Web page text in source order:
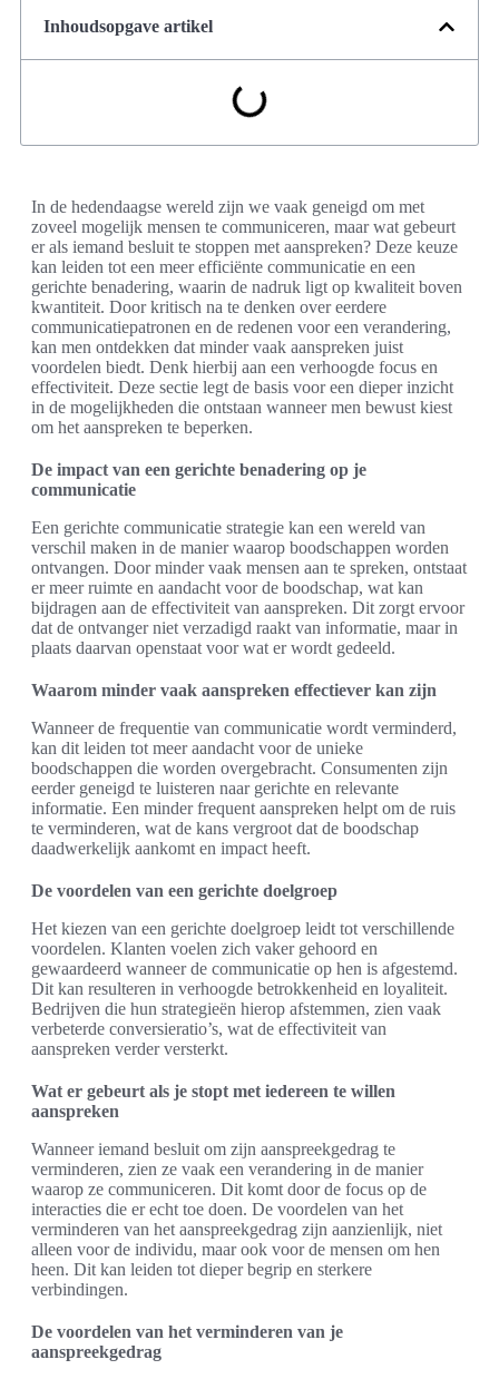
Inhoudsopgave artikel
In de hedendaagse wereld zijn we vaak geneigd om met
zoveel mogelijk mensen te communiceren, maar wat gebeurt
er als iemand besluit te stoppen met aanspreken? Deze keuze
kan leiden tot een meer efficiënte communicatie en een
gerichte benadering, waarin de nadruk ligt op kwaliteit boven
kwantiteit. Door kritisch na te denken over eerdere
communicatiepatronen en de redenen voor een verandering,
kan men ontdekken dat minder vaak aanspreken juist
voordelen biedt. Denk hierbij aan een verhoogde focus en
effectiviteit. Deze sectie legt de basis voor een dieper inzicht
in de mogelijkheden die ontstaan wanneer men bewust kiest
om het aanspreken te beperken.
De impact van een gerichte benadering op je
communicatie
Een gerichte communicatie strategie kan een wereld van
verschil maken in de manier waarop boodschappen worden
ontvangen. Door minder vaak mensen aan te spreken, ontstaat
er meer ruimte en aandacht voor de boodschap, wat kan
bijdragen aan de effectiviteit van aanspreken. Dit zorgt ervoor
dat de ontvanger niet verzadigd raakt van informatie, maar in
plaats daarvan openstaat voor wat er wordt gedeeld.
Waarom minder vaak aanspreken effectiever kan zijn
Wanneer de frequentie van communicatie wordt verminderd,
kan dit leiden tot meer aandacht voor de unieke
boodschappen die worden overgebracht. Consumenten zijn
eerder geneigd te luisteren naar gerichte en relevante
informatie. Een minder frequent aanspreken helpt om de ruis
te verminderen, wat de kans vergroot dat de boodschap
daadwerkelijk aankomt en impact heeft.
De voordelen van een gerichte doelgroep
Het kiezen van een gerichte doelgroep leidt tot verschillende
voordelen. Klanten voelen zich vaker gehoord en
gewaardeerd wanneer de communicatie op hen is afgestemd.
Dit kan resulteren in verhoogde betrokkenheid en loyaliteit.
Bedrijven die hun strategieën hierop afstemmen, zien vaak
verbeterde conversieratio’s, wat de effectiviteit van
aanspreken verder versterkt.
Wat er gebeurt als je stopt met iedereen te willen
aanspreken
Wanneer iemand besluit om zijn aanspreekgedrag te
verminderen, zien ze vaak een verandering in de manier
waarop ze communiceren. Dit komt door de focus op de
interacties die er echt toe doen. De voordelen van het
verminderen van het aanspreekgedrag zijn aanzienlijk, niet
alleen voor de individu, maar ook voor de mensen om hen
heen. Dit kan leiden tot dieper begrip en sterkere
verbindingen.
De voordelen van het verminderen van je
aanspreekgedrag